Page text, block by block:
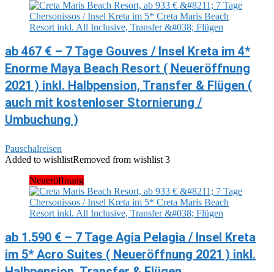
ab 467 € – 7 Tage Gouves / Insel Kreta im 4*
Enorme Maya Beach Resort ( Neueröffnung
2021 ) inkl. Halbpension, Transfer & Flügen (
auch mit kostenloser Stornierung /
Umbuchung )
Pauschalreisen
Added to wishlistRemoved from wishlist 3
Neueröffnung
ab 1.590 € – 7 Tage Agia Pelagia / Insel Kreta
im 5* Acro Suites ( Neueröffnung 2021 ) inkl.